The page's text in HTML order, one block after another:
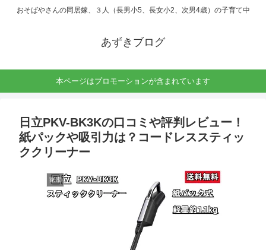
おそばやさんの同居嫁、３人（長男小5、長女小2、次男4歳）の子育て中
あずきブログ
本ページはプロモーションが含まれています
日立PKV-BK3Kの口コミや評判レビュー！
紙パックや吸引力は？コードレススティッ
ククリーナー
家電